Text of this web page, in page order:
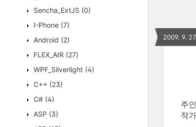
Sencha_ExtJS (0)
I-Phone (7)
Android (2)
FLEX_AIR (27)
WPF_Silverlight (4)
C++ (23)
C# (4)
ASP (3)
2009. 9.
주
작